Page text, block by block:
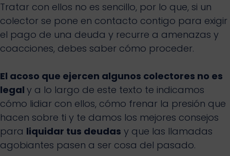
Tratar con ellos no es sencillo, por lo que, si un
colector se pone en contacto contigo para exigir
el pago de una deuda y recurre a amenazas y
coacciones, debes saber cómo proceder.
El acoso que ejercen algunos colectores no es
legal y a lo largo de este texto te indicamos
cómo lidiar con ellos, cómo frenar la presión que
hacen sobre ti y te damos los mejores consejos
para liquidar tus deudas y que las llamadas
agobiantes pasen a ser cosa del pasado.